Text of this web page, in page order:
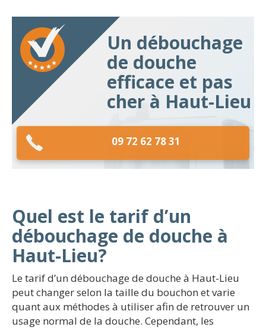
Un débouchage
de douche
efficace et pas
cher à Haut-Lieu
09 72 62 78 31
Quel est le tarif d’un
débouchage de douche à
Haut-Lieu?
Le tarif d’un débouchage de douche à Haut-Lieu
peut changer selon la taille du bouchon et varie
quant aux méthodes à utiliser afin de retrouver un
usage normal de la douche. Cependant, les